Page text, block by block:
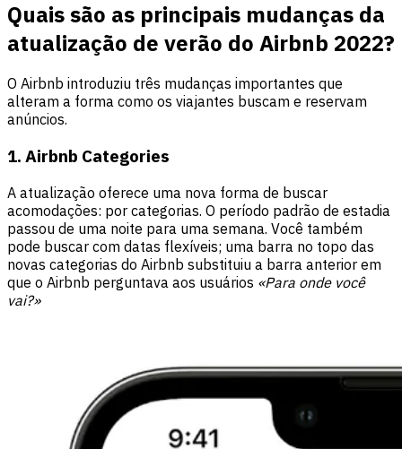
Quais são as principais mudanças da
atualização de verão do Airbnb 2022?
O Airbnb introduziu três mudanças importantes que
alteram a forma como os viajantes buscam e reservam
anúncios.
1. Airbnb Categories
A atualização oferece uma nova forma de buscar
acomodações: por categorias. O período padrão de estadia
passou de uma noite para uma semana. Você também
pode buscar com datas flexíveis; uma barra no topo das
novas categorias do Airbnb substituiu a barra anterior em
que o Airbnb perguntava aos usuários «Para onde você
vai?»